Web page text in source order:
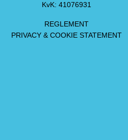
KvK: 41076931
REGLEMENT
PRIVACY & COOKIE STATEMENT